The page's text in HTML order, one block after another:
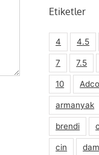
Etiketler
4 4.5
7 7.5
10 Adco
armanyak
brendi
cin